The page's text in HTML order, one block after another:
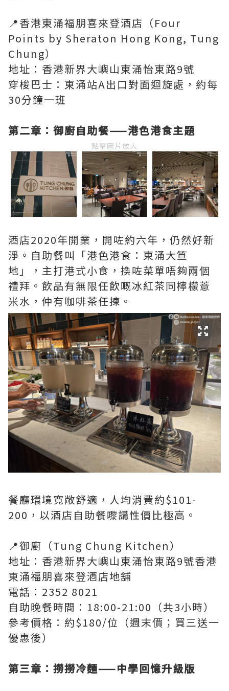
📍香港東涌福朋喜來登酒店（Four
Points by Sheraton Hong Kong, Tung
Chung）
地址：香港新界大嶼山東涌怡東路9號
穿梭巴士：東涌站A出口對面迴旋處，約每
30分鐘一班
第二章：御廚自助餐——港色港食主題
點擊圖片放大
酒店2020年開業，開咗約六年，仍然好新
淨。自助餐叫「港色港食：東涌大笪
地」，主打港式小食，換咗菜單唔夠兩個
禮拜。飲品有無限任飲嘅冰紅茶同檸檬薏
米水，仲有咖啡茶任揀。
餐廳環境寬敞舒適，人均消費約$101-
200，以酒店自助餐嚟講性價比極高。
📍御廚（Tung Chung Kitchen）
地址：香港新界大嶼山東涌怡東路9號香港
東涌福朋喜來登酒店地舖
電話：2352 8021
自助晚餐時間：18:00-21:00（共3小時）
參考價格：約$180/位（週末價；買三送一
優惠後）
第三章：撈撈冷麵——中學回憶升級版